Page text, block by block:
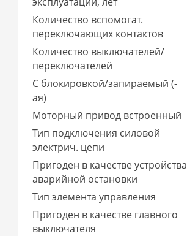
Количество вспомогат.
переключающих контактов
Количество выключателей/
переключателей
С блокировкой/запираемый (-
ая)
Моторный привод встроенный
Тип подключения силовой
электрич. цепи
Пригоден в качестве устройства
аварийной остановки
Тип элемента управления
Пригоден в качестве главного
выключателя